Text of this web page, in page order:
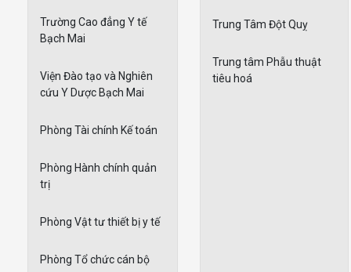
Trường Cao đẳng Y tế
Bạch Mai
Viện Đào tạo và Nghiên
cứu Y Dược Bạch Mai
Phòng Tài chính Kế toán
Phòng Hành chính quản
trị
Phòng Vật tư thiết bị y tế
Phòng Tổ chức cán bộ
Trung Tâm Đột Quỵ
Trung tâm Phẫu thuật
tiêu hoá